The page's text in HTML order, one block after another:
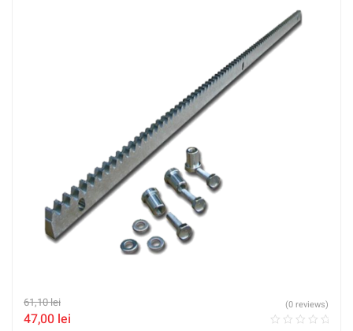
61,10lei
47,00 lei
(0 reviews)